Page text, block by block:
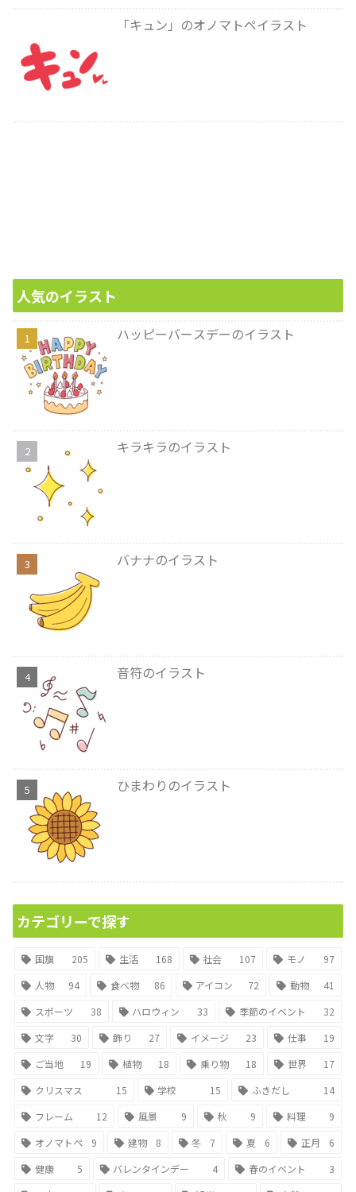
「キュン」のオノマトペイラスト
人気のイラスト
ハッピーバースデーのイラスト
キラキラのイラスト
バナナのイラスト
音符のイラスト
ひまわりのイラスト
カテゴリーで探す
国旗 205 生活 168 社会 107 モノ
97
人物
94 食べ物 86 アイコン 72 動物
41
スポーツ
38 ハロウィン 33 季節のイベント
32
文字
30 飾り 27 イメージ 23 仕事
19
ご当地
19 植物 18 乗り物 18 世界
17
クリスマス
15 学校 15 ふきだし
14
フレーム
12 風景 9 秋 9 料理
9
オノマトペ
9 建物 8 冬 7 夏 6 正月
6
健康
5 バレンタインデー 4 春のイベント
3